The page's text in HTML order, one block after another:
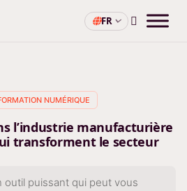
FR
NUMÉRIQUE
l’industrie manufacturière
transforment le secteur
outil puissant qui peut vous